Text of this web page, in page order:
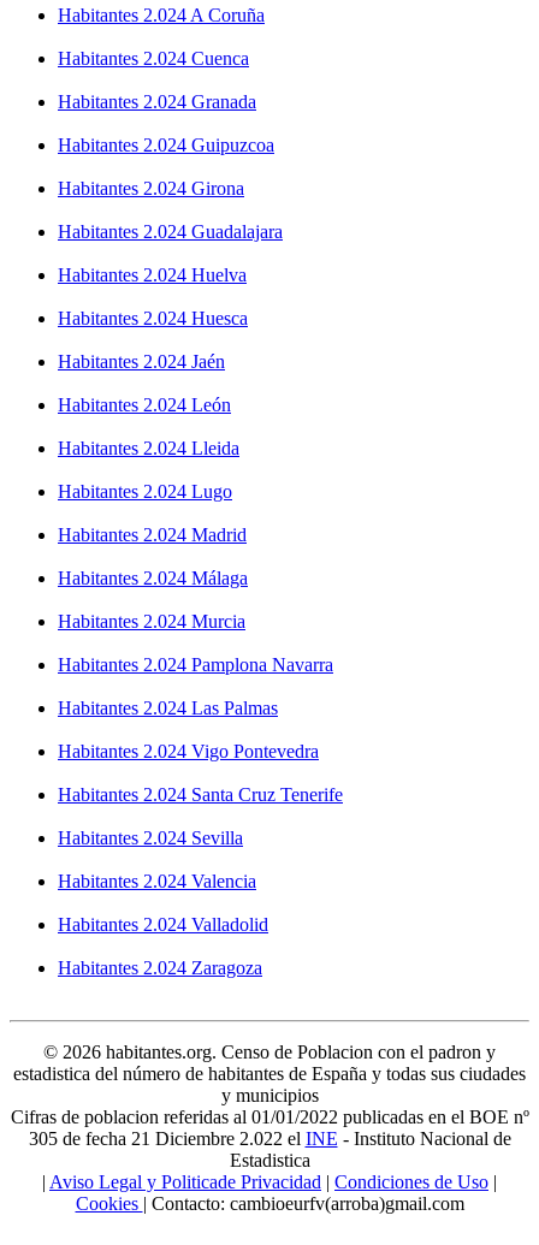
Habitantes 2.024 A Coruña
Habitantes 2.024 Cuenca
Habitantes 2.024 Granada
Habitantes 2.024 Guipuzcoa
Habitantes 2.024 Girona
Habitantes 2.024 Guadalajara
Habitantes 2.024 Huelva
Habitantes 2.024 Huesca
Habitantes 2.024 Jaén
Habitantes 2.024 León
Habitantes 2.024 Lleida
Habitantes 2.024 Lugo
Habitantes 2.024 Madrid
Habitantes 2.024 Málaga
Habitantes 2.024 Murcia
Habitantes 2.024 Pamplona Navarra
Habitantes 2.024 Las Palmas
Habitantes 2.024 Vigo Pontevedra
Habitantes 2.024 Santa Cruz Tenerife
Habitantes 2.024 Sevilla
Habitantes 2.024 Valencia
Habitantes 2.024 Valladolid
Habitantes 2.024 Zaragoza
© 2026 habitantes.org. Censo de Poblacion con el padron y
estadistica del número de habitantes de España y todas sus ciudades
y municipios
Cifras de poblacion referidas al 01/01/2022 publicadas en el BOE nº
305 de fecha 21 Diciembre 2.022 el INE - Instituto Nacional de
Estadistica
| Aviso Legal y Politicade Privacidad | Condiciones de Uso |
Cookies | Contacto: cambioeurfv(arroba)gmail.com